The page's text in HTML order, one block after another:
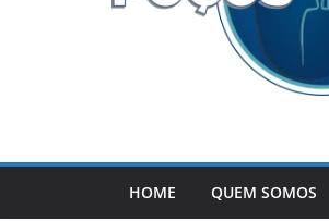
HOME QUEM SOMOS